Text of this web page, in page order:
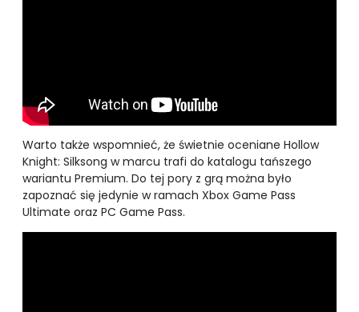
Warto także wspomnieć, że świetnie oceniane Hollow
Knight: Silksong w marcu trafi do katalogu tańszego
wariantu Premium. Do tej pory z grą można było
zapoznać się jedynie w ramach Xbox Game Pass
Ultimate oraz PC Game Pass.